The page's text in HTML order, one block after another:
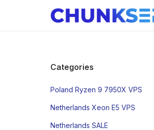
Categories
Poland Ryzen 9 7950X VPS
Netherlands Xeon E5 VPS
Netherlands SALE